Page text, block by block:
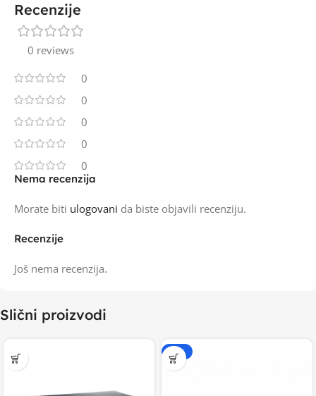
Recenzije
0 reviews
0
0
0
0
0
Recenzije
Još nema recenzija.
Nema recenzija
Morate biti ulogovani da biste objavili recenziju.
Slični proizvodi
-20%